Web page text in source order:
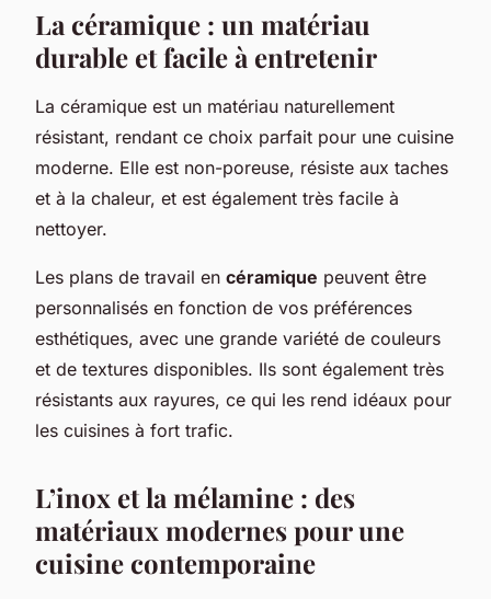
La céramique : un matériau
durable et facile à entretenir
La céramique est un matériau naturellement
résistant, rendant ce choix parfait pour une cuisine
moderne. Elle est non-poreuse, résiste aux taches
et à la chaleur, et est également très facile à
nettoyer.
Les plans de travail en céramique peuvent être
personnalisés en fonction de vos préférences
esthétiques, avec une grande variété de couleurs
et de textures disponibles. Ils sont également très
résistants aux rayures, ce qui les rend idéaux pour
les cuisines à fort trafic.
L’inox et la mélamine : des
matériaux modernes pour une
cuisine contemporaine